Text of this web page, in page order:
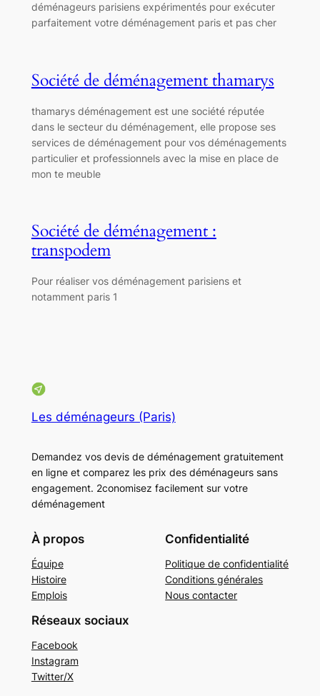
déménageurs parisiens expérimentés pour exécuter
parfaitement votre déménagement paris et pas cher
Société de déménagement thamarys
thamarys déménagement est une société réputée
dans le secteur du déménagement, elle propose ses
services de déménagement pour vos déménagements
particulier et professionnels avec la mise en place de
mon te meuble
Société de déménagement :
transpodem
Pour réaliser vos déménagement parisiens et
notamment paris 1
Les déménageurs (Paris)
Demandez vos devis de déménagement gratuitement
en ligne et comparez les prix des déménageurs sans
engagement. 2conomisez facilement sur votre
déménagement
À propos
Équipe
Histoire
Emplois
Confidentialité
Politique de confidentialité
Conditions générales
Nous contacter
Réseaux sociaux
Facebook
Instagram
Twitter/X